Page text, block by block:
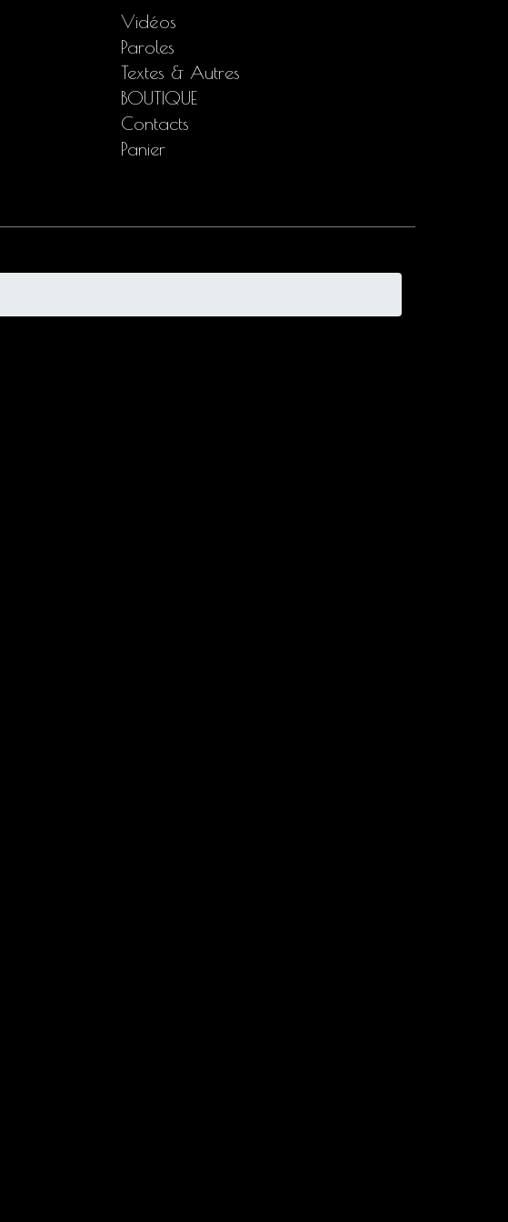
Vidéos
Paroles
Textes & Autres
BOUTIQUE
Contacts
Panier